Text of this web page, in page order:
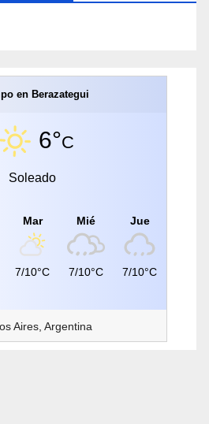
en Berazategui
6°C
Soleado
Mar
7/10°C
Mié
7/10°C
Jue
7/10°C
Aires, Argentina